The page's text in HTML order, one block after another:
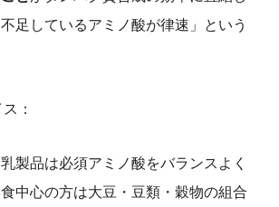
足しているアミノ酸が律速」という
：
製品は必須アミノ酸をバランスよく
中心の方は大豆・豆類・穀物の組合